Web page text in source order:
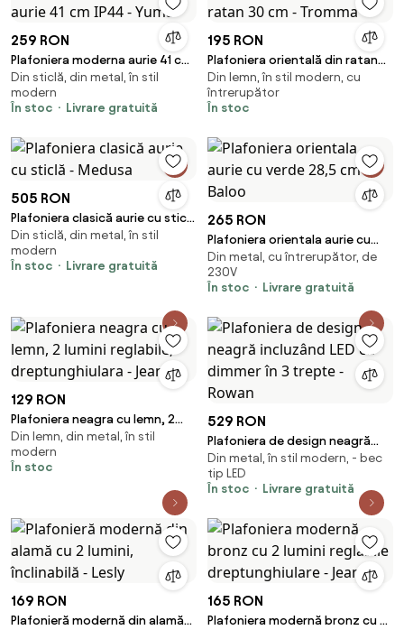
259 RON
Plafoniera moderna aurie 41 cm
IP44 - Yuma
Din sticlă, din metal, în stil
modern
În stoc
Livrare gratuită
195 RON
Plafoniera orientală din ratan
30 cm - Tromma
Din lemn, în stil modern, cu
întrerupător
În stoc
505 RON
Plafoniera clasică aurie cu sticlă
- Medusa
Din sticlă, din metal, în stil
modern
În stoc
Livrare gratuită
265 RON
Plafoniera orientala aurie cu
verde 28,5 cm - Baloo
Din metal, cu întrerupător, de
230V
În stoc
Livrare gratuită
129 RON
Plafoniera neagra cu lemn, 2
lumini reglabile,
dreptunghiulara - Jeana
Din lemn, din metal, în stil
modern
În stoc
529 RON
Plafoniera de design neagră
incluzând LED cu dimmer în 3
trepte - Rowan
Din metal, în stil modern, - bec
tip LED
În stoc
Livrare gratuită
169 RON
Plafonieră modernă din alamă
165 RON
Plafoniera modernă bronz cu 2